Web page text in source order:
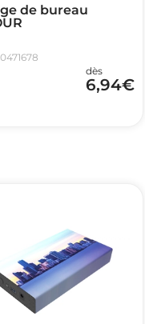
de bureau
dès
6,94€